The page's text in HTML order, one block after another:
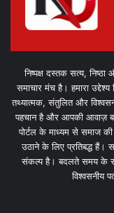
निष्पक्ष दस्तक सत्य,
समाचार मंच है। हमारा
तथ्यात्मक, संतुलित और
पहचान है और आपकी आवाज़
पोर्टल के माध्यम से समाज की
उठाने के लिए प्रतिबद्ध हैं।
संकल्प है। बदलते समय के
विश्वसनीय